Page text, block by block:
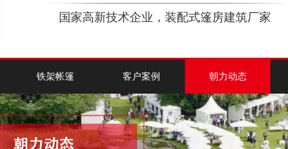
国家高新技术企业，装配式篷房建筑厂家
铁架帐篷 客户案例 朝力动态